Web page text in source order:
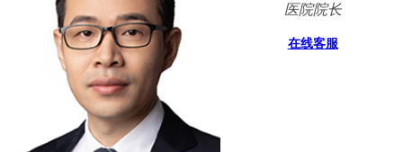
医院院长
在线客服